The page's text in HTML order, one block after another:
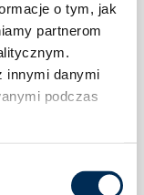
o tym, jak
partnerom
innymi danymi
podczas